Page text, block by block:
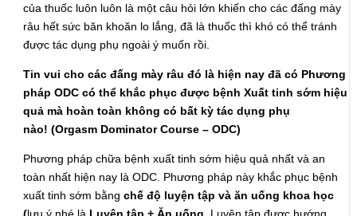
của thuốc luôn luôn là một câu hỏi lớn khiến cho các đấng mày
râu hết sức băn khoăn lo lắng, đã là thuốc thì khó có thể tránh
được tác dụng phụ ngoài ý muốn rồi.
Tin vui cho các đấng mày râu đó là hiện nay đã có Phương
pháp ODC có thể khắc phục được bệnh Xuất tinh sớm hiệu
quả mà hoàn toàn không có bất kỳ tác dụng phụ
nào!(Orgasm Dominator Course – ODC)
Phương pháp chữa bệnh xuất tinh sớm hiệu quả nhất và an
toàn nhất hiện nay là ODC. Phương pháp này khắc phục bệnh
xuất tinh sớm bằng chế độ luyện tập và ăn uống khoa học
(lưu ý nhé là Luyện tập + Ăn uống . Luyện tập được hướng